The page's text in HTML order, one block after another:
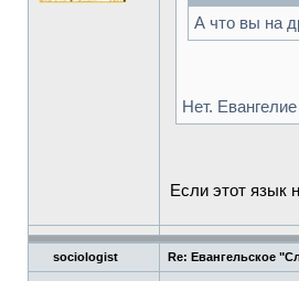
А что вы на
Нет.
Если этот язык
sociologist Re: Евангельское